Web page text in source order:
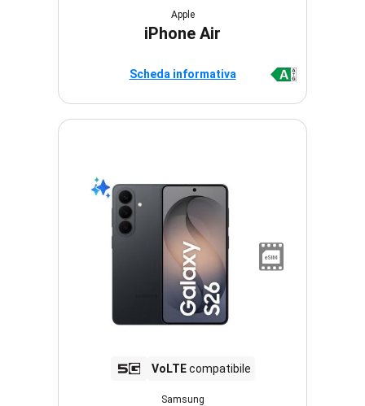
Apple
iPhone Air
Scheda informativa
VoLTEcompatibile
Samsung